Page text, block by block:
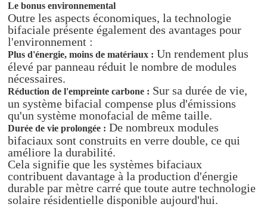
Le bonus environnemental
Outre les aspects économiques, la technologie
bifaciale présente également des avantages pour
l'environnement :
Plus d'énergie, moins de matériaux : Un rendement plus
élevé par panneau réduit le nombre de modules
nécessaires.
Réduction de l'empreinte carbone : Sur sa durée de vie,
un système bifacial compense plus d'émissions
qu'un système monofacial de même taille.
Durée de vie prolongée : De nombreux modules
bifaciaux sont construits en verre double, ce qui
améliore la durabilité.
Cela signifie que les systèmes bifaciaux
contribuent davantage à la production d'énergie
durable par mètre carré que toute autre technologie
solaire résidentielle disponible aujourd'hui.